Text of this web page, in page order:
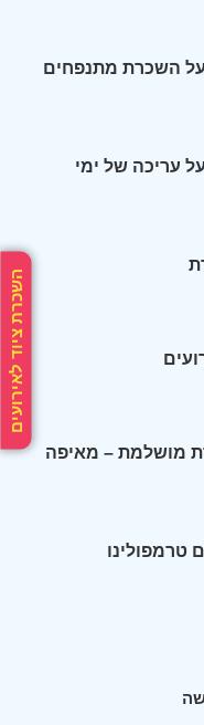
השכרת ציוד לאירועים
השכרת מתנפחים
עריכה של ימי
מושלמת – מאיפה
טרמפולינו